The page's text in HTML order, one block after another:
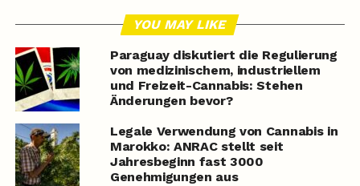
YOU MAY LIKE
Paraguay diskutiert die Regulierung
von medizinischem, industriellem
und Freizeit-Cannabis: Stehen
Änderungen bevor?
Legale Verwendung von Cannabis in
Marokko: ANRAC stellt seit
Jahresbeginn fast 3000
Genehmigungen aus